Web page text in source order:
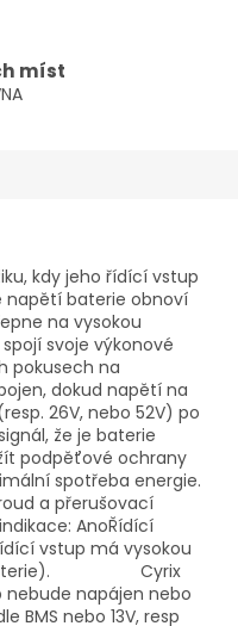
míst
kdy jeho řídící vstup
napětí baterie obnoví
na vysokou
svoje výkonové
pokusech na
dokud napětí na
26V, nebo 52V) po
že je baterie
podpěťové ochrany
spotřeba energie.
a přerušovací
AnoŘídící
vstup má vysokou
baterie). Cyrix
nebude napájen nebo
BMS nebo 13V, resp